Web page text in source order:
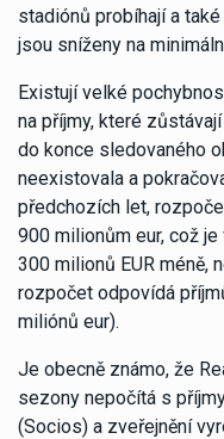
stadiónů probíhají a
jsou sníženy na
Existují velké
na příjmy, které
do konce sledovaného
neexistovala a
předchozích let,
900 milionům eur, což
300 milionů EUR méně,
rozpočet odpovídá
miliónů eur).
Je obecně známo, že
sezony nepočítá s
(Socios) a zveřejnění